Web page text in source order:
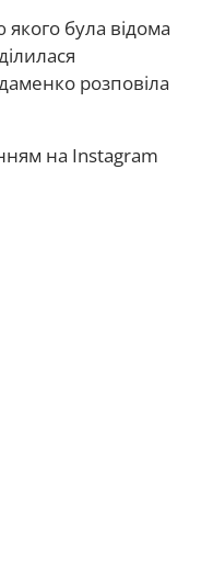
була відома
розповіла
на Instagram